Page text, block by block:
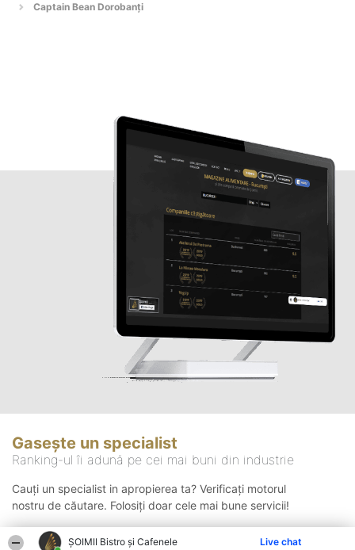
ȘOIMII Bistro și Cafenele Live chat
Captain Bean Dorobanți
Gasește un specialist
Ranking-ul îi adună pe cei mai buni din industrie
Cauți un specialist in apropierea ta? Verificați motorul
nostru de căutare. Folosiți doar cele mai bune servicii!